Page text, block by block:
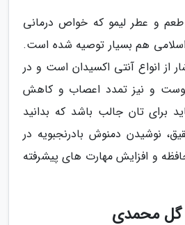
و عطر لیمو که خواص درمانی
هم بسیار توصیه شده است.
از انواع آنتی اکسیدان است و در
و نیز تمدد اعصاب و کاهش
برای تان جالب باشد که بدانید
نوشیدن دمنوش بادرنجبویه در
و افزایش مهارت های پیشرفته